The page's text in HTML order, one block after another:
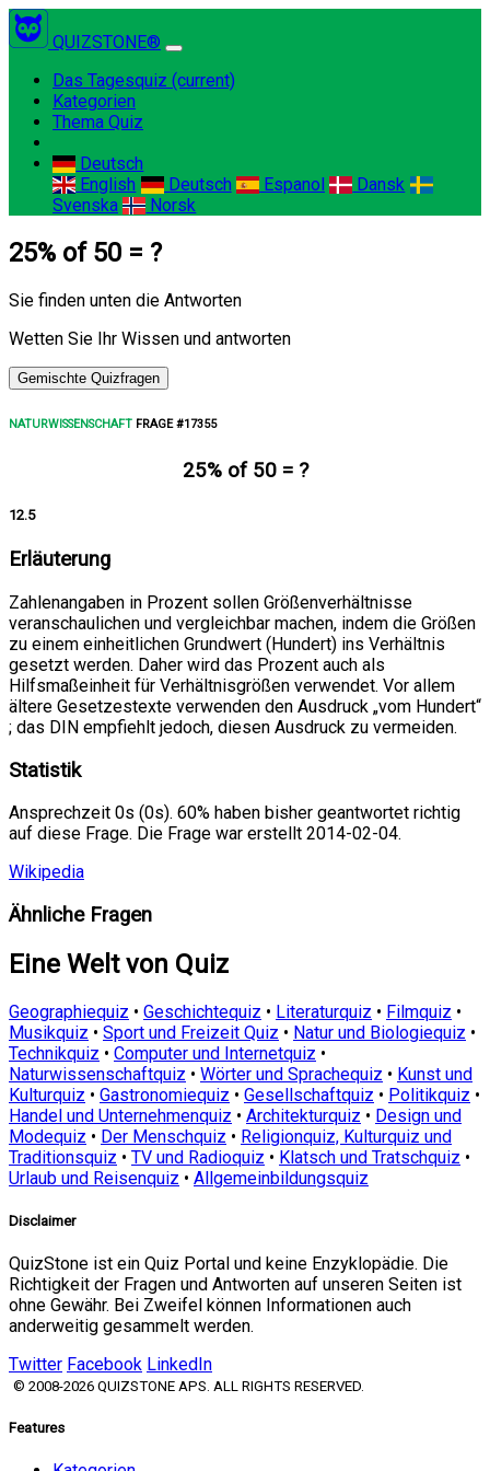
QUIZSTONE®
Das Tagesquiz (current)
Kategorien
Thema Quiz
Deutsch
English
Deutsch Espanol
Dansk
Svenska
Norsk
25% of 50 = ?
Sie finden unten die Antworten
Wetten Sie Ihr Wissen und antworten
Gemischte Quizfragen
NATURWISSENSCHAFT FRAGE #17355
25% of 50 = ?
12.5
Erläuterung
Zahlenangaben in Prozent sollen Größenverhältnisse
veranschaulichen und vergleichbar machen, indem die Größen
zu einem einheitlichen Grundwert (Hundert) ins Verhältnis
gesetzt werden. Daher wird das Prozent auch als
Hilfsmaßeinheit für Verhältnisgrößen verwendet. Vor allem
ältere Gesetzestexte verwenden den Ausdruck „vom Hundert“
; das DIN empfiehlt jedoch, diesen Ausdruck zu vermeiden.
Statistik
Ansprechzeit 0s (0s). 60% haben bisher geantwortet richtig
auf diese Frage. Die Frage war erstellt 2014-02-04.
Wikipedia
Ähnliche Fragen
Eine Welt von Quiz
Geographiequiz • Geschichtequiz • Literaturquiz • Filmquiz •
Musikquiz • Sport und Freizeit Quiz • Natur und Biologiequiz •
Technikquiz • Computer und Internetquiz •
Naturwissenschaftquiz • Wörter und Sprachequiz • Kunst und
Kulturquiz • Gastronomiequiz • Gesellschaftquiz • Politikquiz •
Handel und Unternehmenquiz • Architekturquiz • Design und
Modequiz • Der Menschquiz • Religionquiz, Kulturquiz und
Traditionsquiz • TV und Radioquiz • Klatsch und Tratschquiz •
Urlaub und Reisenquiz • Allgemeinbildungsquiz
Disclaimer
QuizStone ist ein Quiz Portal und keine Enzyklopädie. Die
Richtigkeit der Fragen und Antworten auf unseren Seiten ist
ohne Gewähr. Bei Zweifel können Informationen auch
anderweitig gesammelt werden.
Twitter Facebook LinkedIn
© 2008-2026 QUIZSTONE APS. ALL RIGHTS RESERVED.
Features